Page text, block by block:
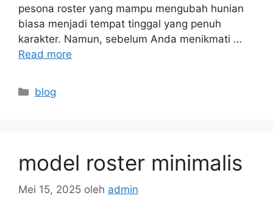
pesona roster yang mampu mengubah hunian
biasa menjadi tempat tinggal yang penuh
karakter. Namun, sebelum Anda menikmati …
Read more
Kategori
blog
model roster minimalis
Mei 15, 2025 oleh admin